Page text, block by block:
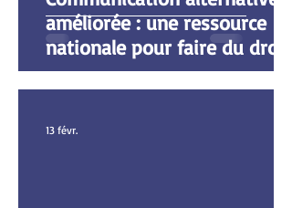
améliorée : une ressource
nationale pour faire du droit
de communiquer une réalité
13 févr.